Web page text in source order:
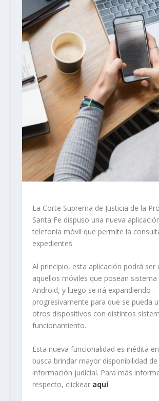
La Corte Suprema de Justicia de la
Santa Fe dispuso una nueva
telefonía móvil que permite la
expedientes.
Al principio, esta aplicación podrá ser
aquellos móviles que posean
Android, y luego se irá expandiendo
progresivamente para que se pueda
otros dispositivos con distintos
funcionamiento.
Esta nueva funcionalidad es inédita
busca brindar mayor disponibilidad de
información judicial. Para más
respecto, clickear aquí